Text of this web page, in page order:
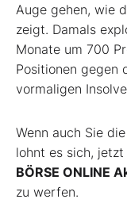
Auge gehen, wie
zeigt. Damals
Monate um 700
Positionen gegen
vormaligen
Wenn auch Sie
lohnt es sich,
BÖRSE ONLINE
zu werfen.